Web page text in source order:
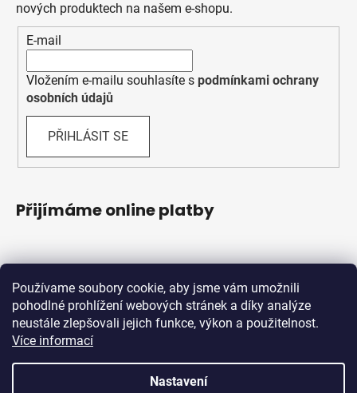
Používame soubory cookie, aby jsme vám umožnili
pohodlné prohlížení webových stránek a díky analýze
neustále zlepšovali jejich funkce, výkon a použitelnost.
Více informací
Nastavení
nových produktech na našem e-shopu.
E-mail
Vložením e-mailu souhlasíte s podmínkami ochrany
osobních údajů
PŘIHLÁSIT SE
Přijímáme online platby